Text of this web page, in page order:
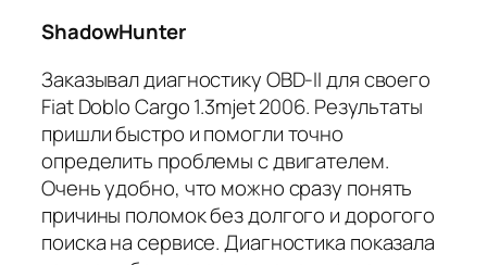
ShadowHunter
Заказывал диагностику OBD-II для своего
Fiat Doblo Cargo 1.3mjet 2006. Результаты
пришли быстро и помогли точно
определить проблемы с двигателем.
Очень удобно, что можно сразу понять
причины поломок без долгого и дорогого
поиска на сервисе. Диагностика показала